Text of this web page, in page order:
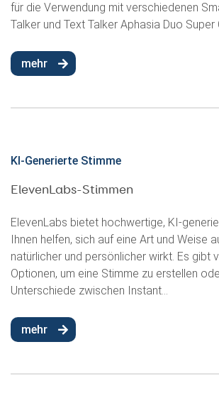
für die Verwendung mit verschiedenen
Talker und Text Talker Aphasia Duo
mehr
KI-Generierte Stimme
ElevenLabs-Stimmen
ElevenLabs bietet hochwertige, KI-
Ihnen helfen, sich auf eine Art und Weise
natürlicher und persönlicher wirkt. Es gibt
Optionen, um eine Stimme zu erstellen
Unterschiede zwischen Instant...
mehr